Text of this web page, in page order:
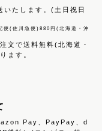
いたします。(土日祝日
便(佐川急便)880円(北海道・沖
文で送料無料(北海道・
ます。
Pay、PayPay、d